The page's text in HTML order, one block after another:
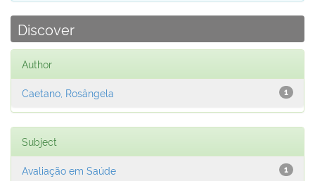
Discover
Author
1
Caetano, Rosângela
Subject
1
Avaliação em Saúde